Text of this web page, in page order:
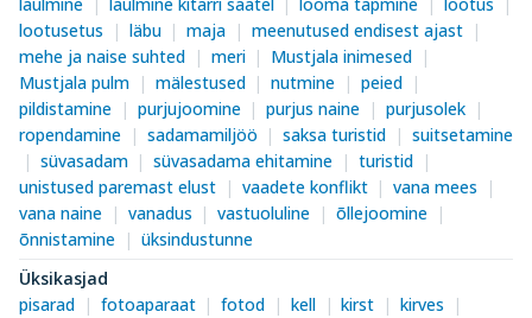
lootusetus
läbu maja
meenutused endisest ajast
mehe ja naise suhted
meri
Mustjala inimesed
Mustjala pulm
mälestused nutmine
peied
pildistamine
purjujoomine purjus naine
purjusolek
ropendamine
sadamamiljöö saksa turistid
suitsetamine
süvasadam
süvasadama ehitamine
turistid
unistused paremast elust
vaadete konflikt
vana mees
vana naine
vanadus vastuoluline
õllejoomine
õnnistamine
üksindustunne
Üksikasjad
pisarad
fotoaparaat fotod kell kirst
kirves